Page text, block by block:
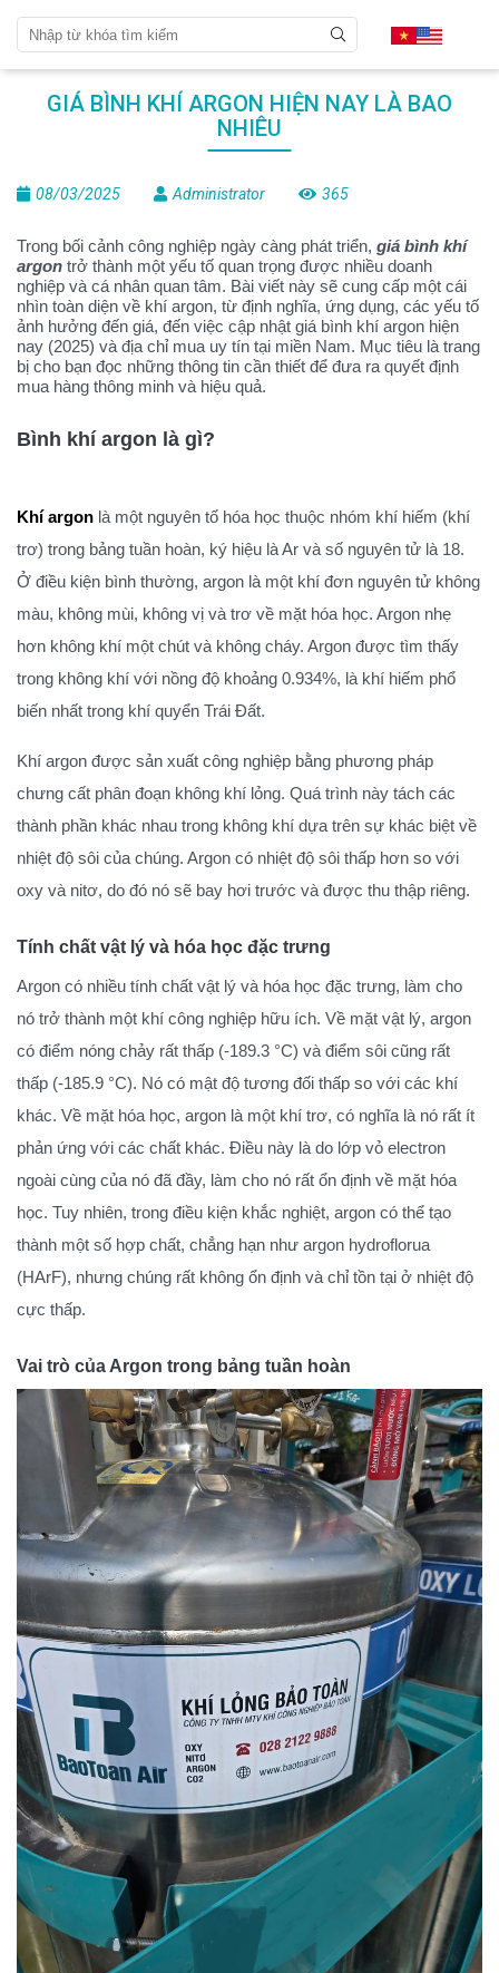
GIÁ BÌNH KHÍ ARGON HIỆN NAY LÀ BAO
NHIÊU
08/03/2025 Administrator 365
Trong bối cảnh công nghiệp ngày càng phát triển, giá bình khí
argon trở thành một yếu tố quan trọng được nhiều doanh
nghiệp và cá nhân quan tâm. Bài viết này sẽ cung cấp một cái
nhìn toàn diện về khí argon, từ định nghĩa, ứng dụng, các yếu tố
ảnh hưởng đến giá, đến việc cập nhật giá bình khí argon hiện
nay (2025) và địa chỉ mua uy tín tại miền Nam. Mục tiêu là trang
bị cho bạn đọc những thông tin cần thiết để đưa ra quyết định
mua hàng thông minh và hiệu quả.
Bình khí argon là gì?
Khí argon là một nguyên tố hóa học thuộc nhóm khí hiếm (khí
trơ) trong bảng tuần hoàn, ký hiệu là Ar và số nguyên tử là 18.
Ở điều kiện bình thường, argon là một khí đơn nguyên tử không
màu, không mùi, không vị và trơ về mặt hóa học. Argon nhẹ
hơn không khí một chút và không cháy. Argon được tìm thấy
trong không khí với nồng độ khoảng 0.934%, là khí hiếm phổ
biến nhất trong khí quyển Trái Đất.
Khí argon được sản xuất công nghiệp bằng phương pháp
chưng cất phân đoạn không khí lỏng. Quá trình này tách các
thành phần khác nhau trong không khí dựa trên sự khác biệt về
nhiệt độ sôi của chúng. Argon có nhiệt độ sôi thấp hơn so với
oxy và nitơ, do đó nó sẽ bay hơi trước và được thu thập riêng.
Tính chất vật lý và hóa học đặc trưng
Argon có nhiều tính chất vật lý và hóa học đặc trưng, làm cho
nó trở thành một khí công nghiệp hữu ích. Về mặt vật lý, argon
có điểm nóng chảy rất thấp (-189.3 °C) và điểm sôi cũng rất
thấp (-185.9 °C). Nó có mật độ tương đối thấp so với các khí
khác. Về mặt hóa học, argon là một khí trơ, có nghĩa là nó rất ít
phản ứng với các chất khác. Điều này là do lớp vỏ electron
ngoài cùng của nó đã đầy, làm cho nó rất ổn định về mặt hóa
học. Tuy nhiên, trong điều kiện khắc nghiệt, argon có thể tạo
thành một số hợp chất, chẳng hạn như argon hydroflorua
(HArF), nhưng chúng rất không ổn định và chỉ tồn tại ở nhiệt độ
cực thấp.
Vai trò của Argon trong bảng tuần hoàn